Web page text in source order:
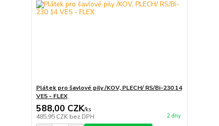
Plátek pro šavlové pily /KOV, PLECH/ RS/Bi-230 14
VE5 - FLEX
588,00 CZK/ks
485,95 CZK bez DPH 2 dny